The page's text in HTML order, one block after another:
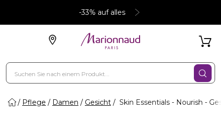
-33% auf alles
Pflege Damen Gesicht Skin Essentials - Nourish -